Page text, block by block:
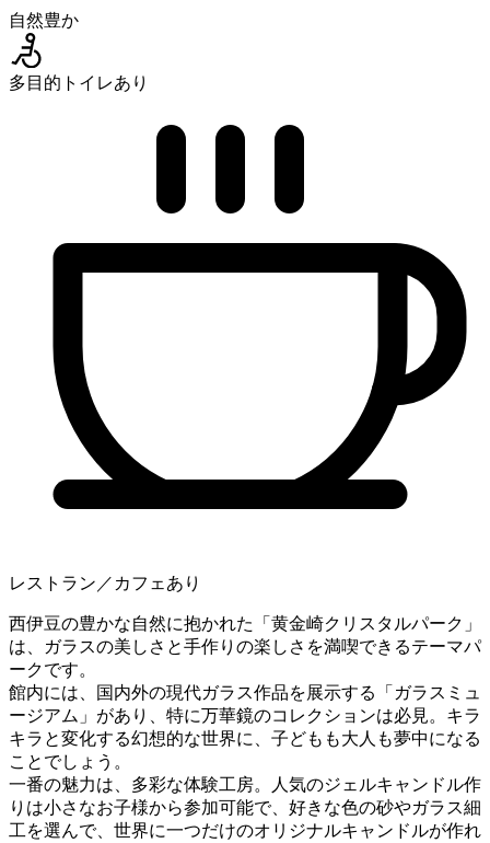
自然豊か
多目的トイレあり
レストラン／カフェあり
西伊豆の豊かな自然に抱かれた「黄金崎クリスタルパーク」
は、ガラスの美しさと手作りの楽しさを満喫できるテーマパ
ークです。
館内には、国内外の現代ガラス作品を展示する「ガラスミュ
ージアム」があり、特に万華鏡のコレクションは必見。キラ
キラと変化する幻想的な世界に、子どもも大人も夢中になる
ことでしょう。
一番の魅力は、多彩な体験工房。人気のジェルキャンドル作
りは小さなお子様から参加可能で、好きな色の砂やガラス細
工を選んで、世界に一つだけのオリジナルキャンドルが作れ